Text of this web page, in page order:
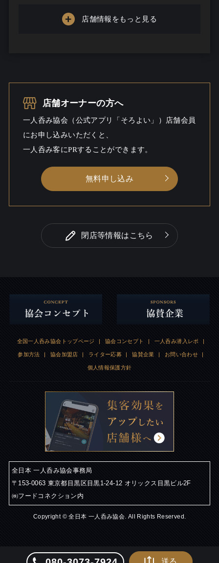
送る
一人呑み
しっとり / ワイワイ / 出会いあるか
店舗情報をもっと見る
店舗オーナーの方へ
一人呑み協会（公式アプリ「そろよい」）店舗会員
にお申し込みいただくと、
一人呑み客にPRすることができます。
無料申し込み
閉店等情報はこちら
全国一人呑み協会トップページ | 協会コンセプト | 一人呑み潜入レポ |
参加方法 | 協会加盟店 | ライター応募 | 協賛企業 | お問い合わせ |
個人情報保護方針
全日本 一人呑み協会事務局
〒153-0063 東京都目黒区目黒1-24-12 オリックス目黒ビル2F
㈱フードコネクション内
Copyright © 全日本 一人呑み協会. All Rights Reserved.